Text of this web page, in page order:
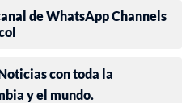
de WhatsApp Channels
con toda la
y el mundo.